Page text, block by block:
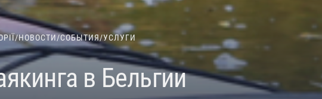
/НОВОСТИ/СОБЫТИЯ/УСЛУГИ
в Бельгии